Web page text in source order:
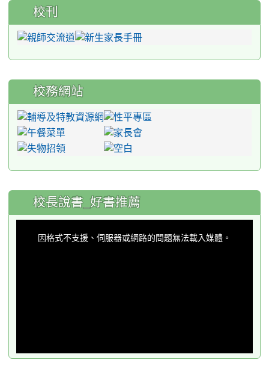
校刊
校務網站
:::
校長說書_好書推薦
因格式不支援、伺服器或網路的問題無法載入媒體。